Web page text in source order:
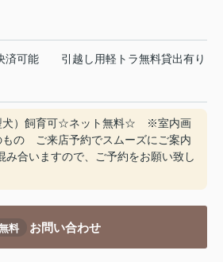
済可能 引越し用軽トラ無料貸出有り
犬）飼育可☆ネット無料☆ ※室内画
もの ご来店予約でスムーズにご案内
み合いますので、ご予約をお願い致し
料 お問い合わせ